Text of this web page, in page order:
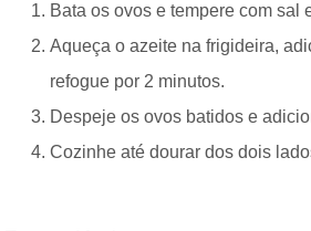
Bata os ovos e tempere com sal
Aqueça o azeite na frigideira,
refogue por 2 minutos.
Despeje os ovos batidos e
Cozinhe até dourar dos dois